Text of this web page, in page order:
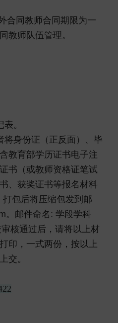
合同教师合同期限为一
教师队伍管理。
。
将身份证（正反面）、毕
教育部学历证书电子注
书（或教师资格证笔试
、获奖证书等报名材料
包后将压缩包发到邮
。邮件命名: 学段学科
核通过后，请将以上材
印，一式两份，按以上
交。